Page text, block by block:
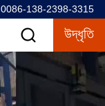
0086-138-2398-3315
উদ্ধৃতি